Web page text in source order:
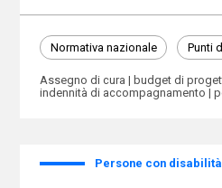
Normativa nazionale Punti
Assegno di cura
budget di
indennità di accompagnamento
Persone con disabilità